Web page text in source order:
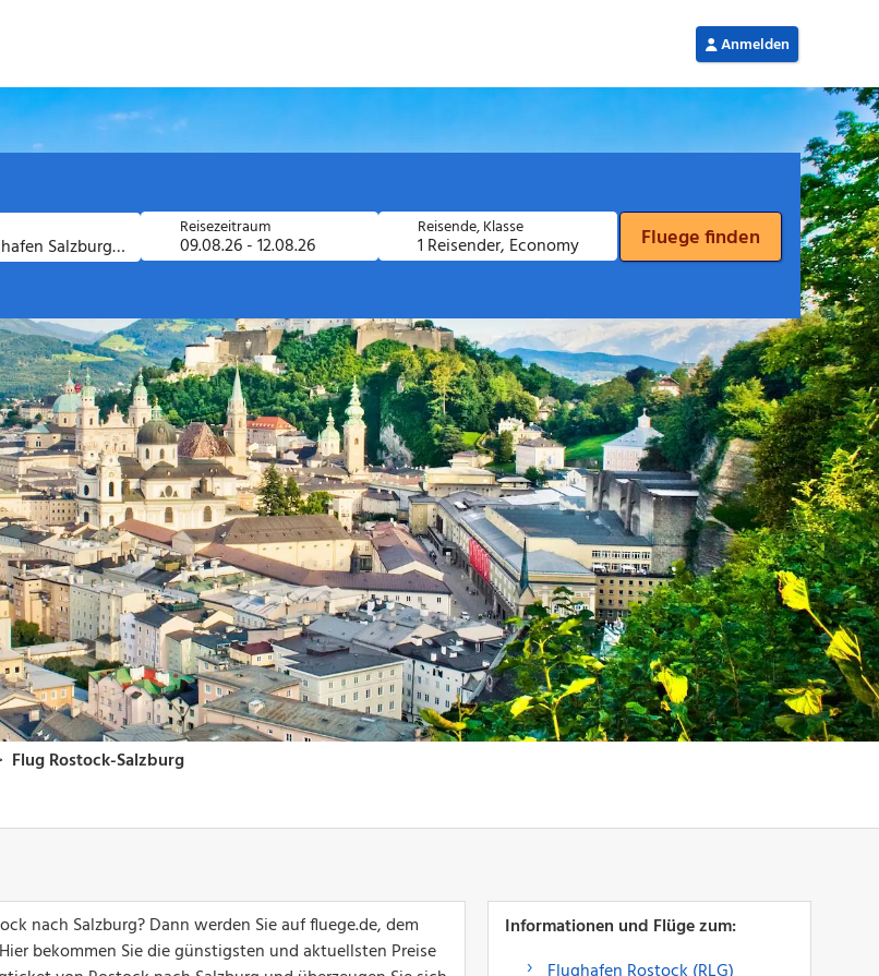
nach Salzburg? Dann werden Sie auf fluege.de, dem
bekommen Sie die günstigsten und aktuellsten Preise
Informationen und Flüge zum: